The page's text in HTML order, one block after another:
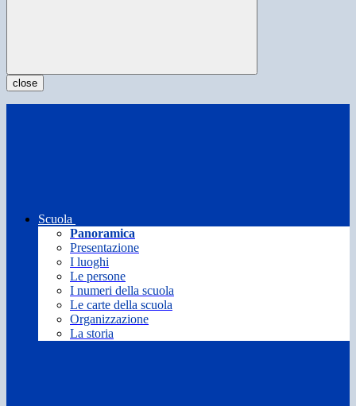
close
Scuola
Panoramica
Presentazione
I luoghi
Le persone
I numeri della scuola
Le carte della scuola
Organizzazione
La storia